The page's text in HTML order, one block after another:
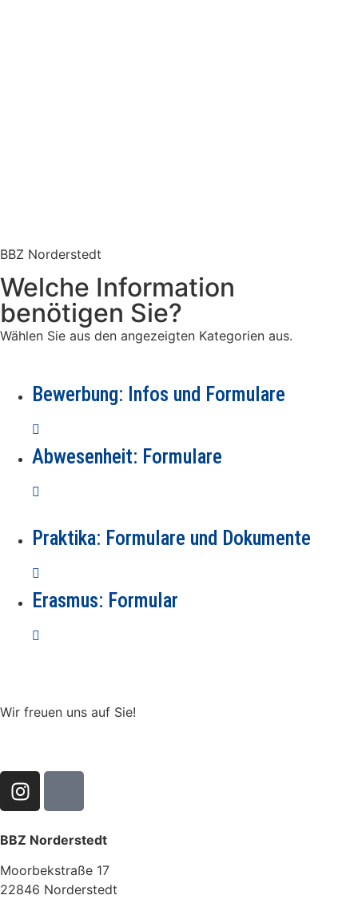
BBZ Norderstedt
Welche Information
benötigen Sie?
Wählen Sie aus den angezeigten Kategorien aus.
Bewerbung: Infos und Formulare
Abwesenheit: Formulare
Praktika: Formulare und Dokumente
Erasmus: Formular
Wir freuen uns auf Sie!
BBZ Norderstedt
Moorbekstraße 17
22846 Norderstedt